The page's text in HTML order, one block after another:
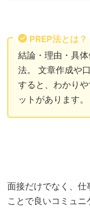
PREP法とは？
結論・理由・具
法。 文章作成や
すると、わかり
ットがあります。
面接だけでなく、仕
ことで良いコミュニ